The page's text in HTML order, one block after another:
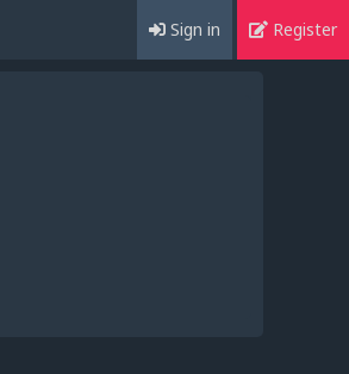
Sign in Register